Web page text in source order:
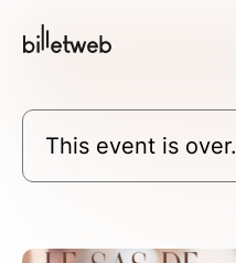
This event is over.